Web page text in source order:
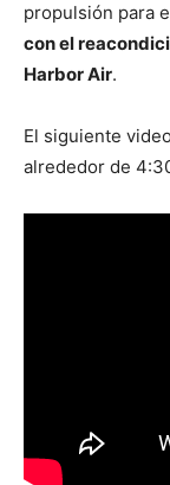
propulsión para
con el
Harbor Air.
El siguiente
alrededor de